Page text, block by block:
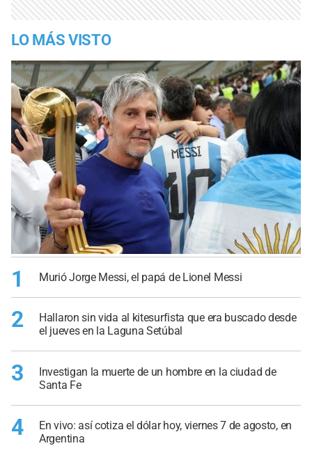
LO MÁS VISTO
1 Murió Jorge Messi, el papá de Lionel Messi
2
Hallaron sin vida al kitesurfista que era buscado desde
el jueves en la Laguna Setúbal
3
Investigan la muerte de un hombre en la ciudad de
Santa Fe
4
En vivo: así cotiza el dólar hoy, viernes 7 de agosto, en
Argentina